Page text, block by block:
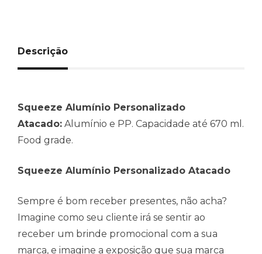
Descrição
Squeeze Alumínio Personalizado
Atacado: Alumínio e PP. Capacidade até 670 ml.
Food grade.
Squeeze Alumínio Personalizado Atacado
Sempre é bom receber presentes, não acha?
Imagine como seu cliente irá se sentir ao
receber um brinde promocional com a sua
marca, e imagine a exposição que sua marca